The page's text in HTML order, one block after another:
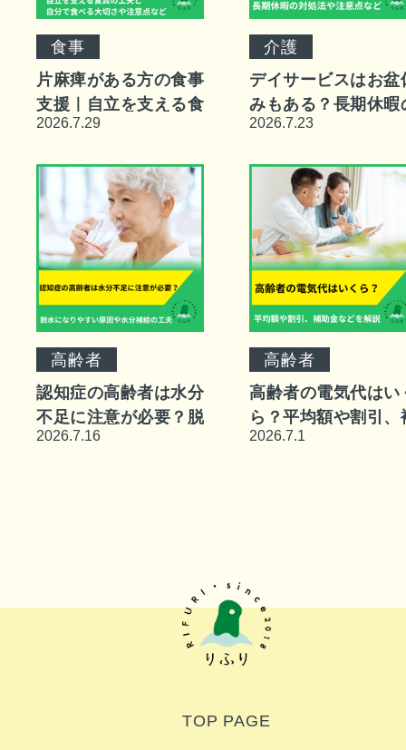
食事
片麻痺がある方の食事
支援｜自立を支える食
具の工夫と自分で食べ
2026.7.29
介護
デイサービスはお盆
みもある？長期休暇
対処法や注意点など
2026.7.23
高齢者
認知症の高齢者は水分
不足に注意が必要？脱
水になりやすい原因や
2026.7.16
高齢者
高齢者の電気代はい
ら？平均額や割引、
助金などを解説
2026.7.1
TOP PAGE